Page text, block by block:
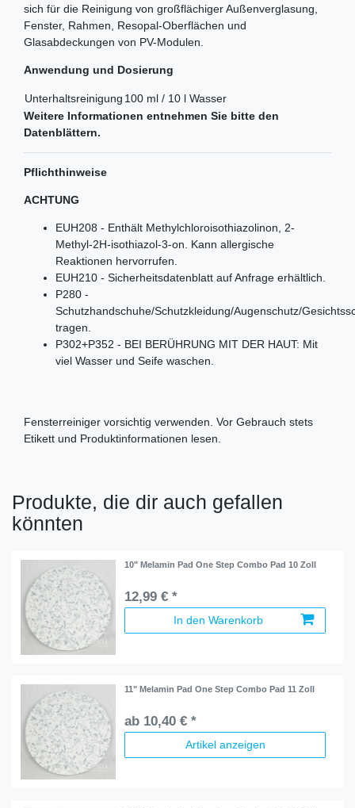
sich für die Reinigung von großflächiger Außenverglasung,
Fenster, Rahmen, Resopal-Oberflächen und
Glasabdeckungen von PV-Modulen.
Anwendung und Dosierung
Unterhaltsreinigung 100 ml / 10 l Wasser
Weitere Informationen entnehmen Sie bitte den
Datenblättern.
Pflichthinweise
ACHTUNG
EUH208 - Enthält Methylchloroisothiazolinon, 2-
Methyl-2H-isothiazol-3-on. Kann allergische
Reaktionen hervorrufen.
EUH210 - Sicherheitsdatenblatt auf Anfrage erhältlich.
P280 -
Schutzhandschuhe/Schutzkleidung/Augenschutz/
tragen.
P302+P352 - BEI BERÜHRUNG MIT DER HAUT: Mit
viel Wasser und Seife waschen.
Fensterreiniger vorsichtig verwenden. Vor Gebrauch stets
Etikett und Produktinformationen lesen.
Produkte, die dir auch gefallen
könnten
10" Melamin Pad One Step Combo Pad 10 Zoll
12,99 € *
In den Warenkorb
11" Melamin Pad One Step Combo Pad 11 Zoll
ab 10,40 € *
Artikel anzeigen